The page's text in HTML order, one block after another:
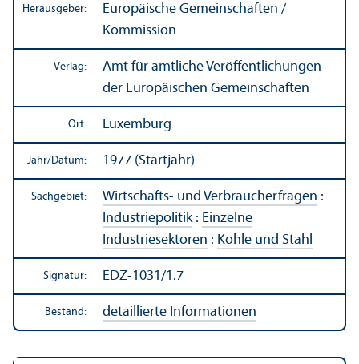
Herausgeber:
Europäische Gemeinschaften /
Kommission
Verlag:
Amt für amtliche Veröffentlichungen
der Europäischen Gemeinschaften
Ort: Luxemburg
Jahr/Datum: 1977 (Startjahr)
Sachgebiet: Wirtschafts- und Verbraucherfragen :
Industriepolitik: Einzelne
Industriesektoren : Kohle und Stahl
Signatur: EDZ-1031/1.7
Bestand: detaillierte Informationen